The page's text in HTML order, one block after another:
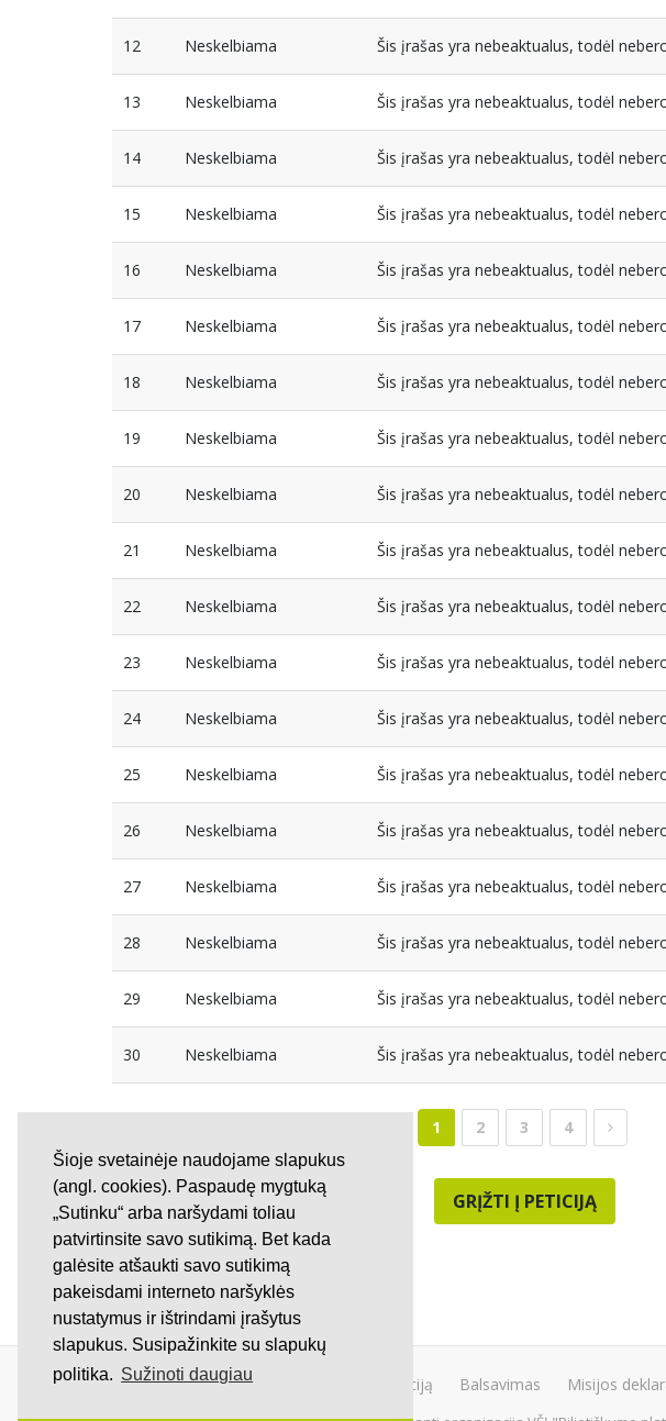
Šioje svetainėje naudojame slapukus
(angl. cookies). Paspaudę mygtuką
„Sutinku“ arba naršydami toliau
patvirtinsite savo sutikimą. Bet kada
galėsite atšaukti savo sutikimą
pakeisdami interneto naršyklės
nustatymus ir ištrindami įrašytus
slapukus. Susipažinkite su slapukų
politika. Sužinoti daugiau
12 Neskelbiama Šis įrašas yra nebeaktualus, todėl
13 Neskelbiama Šis įrašas yra nebeaktualus, todėl
14 Neskelbiama Šis įrašas yra nebeaktualus, todėl
15 Neskelbiama Šis įrašas yra nebeaktualus, todėl
16 Neskelbiama Šis įrašas yra nebeaktualus, todėl
17 Neskelbiama Šis įrašas yra nebeaktualus, todėl
18 Neskelbiama Šis įrašas yra nebeaktualus, todėl
19 Neskelbiama Šis įrašas yra nebeaktualus, todėl
20 Neskelbiama Šis įrašas yra nebeaktualus, todėl
21 Neskelbiama Šis įrašas yra nebeaktualus, todėl
22 Neskelbiama Šis įrašas yra nebeaktualus, todėl
23 Neskelbiama Šis įrašas yra nebeaktualus, todėl
24 Neskelbiama Šis įrašas yra nebeaktualus, todėl
25 Neskelbiama Šis įrašas yra nebeaktualus, todėl
26 Neskelbiama Šis įrašas yra nebeaktualus, todėl
27 Neskelbiama Šis įrašas yra nebeaktualus, todėl
28 Neskelbiama Šis įrašas yra nebeaktualus, todėl
29 Neskelbiama Šis įrašas yra nebeaktualus, todėl
30 Neskelbiama Šis įrašas yra nebeaktualus, todėl
1 2 3 4
GRĮŽTI Į PETICIJĄ
Kurti peticiją Balsavimas Misijos